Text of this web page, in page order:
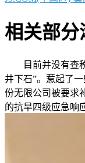
相关部
目前并没有查税
井下石”。惹起了
份无限公司被要求
的抗旱四级应急响